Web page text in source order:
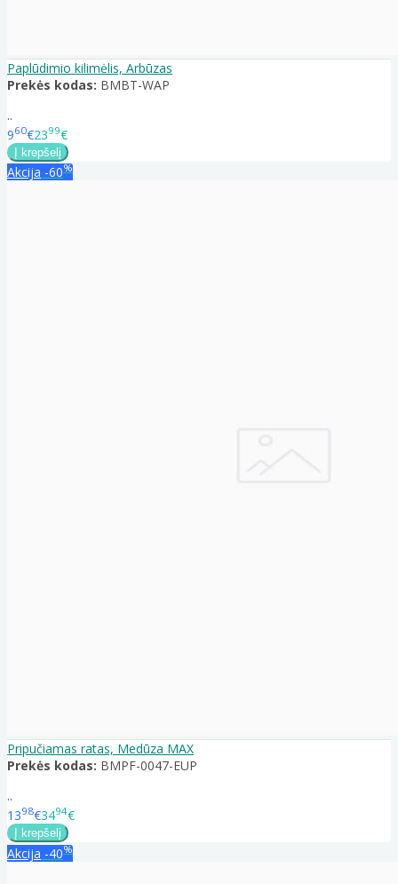
Paplūdimio kilimėlis, Arbūzas
Prekės kodas: BMBT-WAP
..
960€2399€
Akcija -60%
Pripučiamas ratas, Medūza MAX
Prekės kodas: BMPF-0047-EUP
..
1398€3494€
Akcija -40%